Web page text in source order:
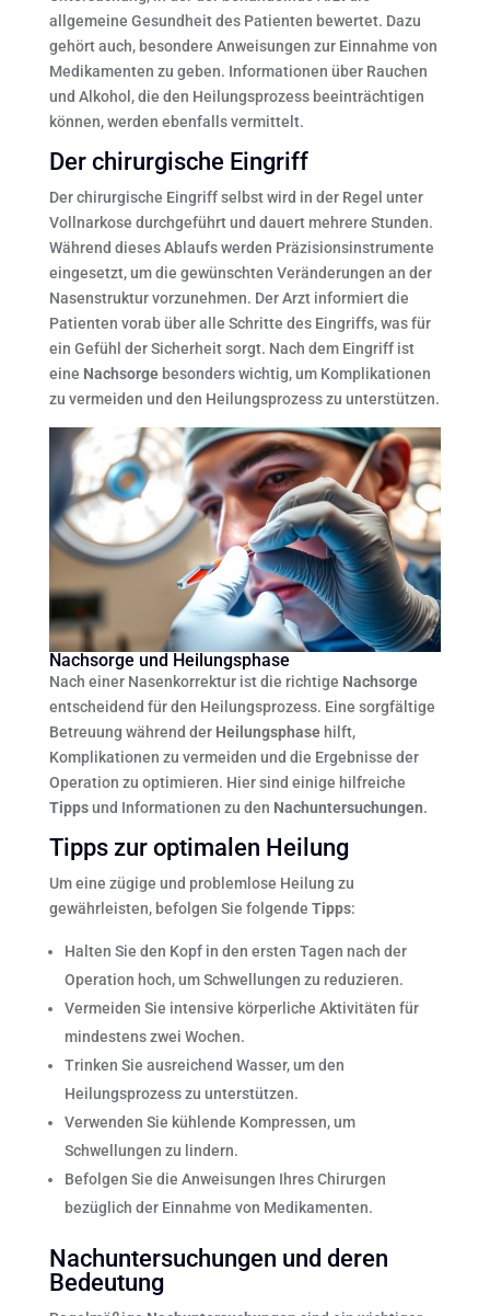
allgemeine Gesundheit des Patienten bewertet. Dazu
gehört auch, besondere Anweisungen zur Einnahme von
Medikamenten zu geben. Informationen über Rauchen
und Alkohol, die den Heilungsprozess beeinträchtigen
können, werden ebenfalls vermittelt.
Der chirurgische Eingriff
Der chirurgische Eingriff selbst wird in der Regel unter
Vollnarkose durchgeführt und dauert mehrere Stunden.
Während dieses Ablaufs werden Präzisionsinstrumente
eingesetzt, um die gewünschten Veränderungen an der
Nasenstruktur vorzunehmen. Der Arzt informiert die
Patienten vorab über alle Schritte des Eingriffs, was für
ein Gefühl der Sicherheit sorgt. Nach dem Eingriff ist
eine Nachsorgebesonders wichtig, um Komplikationen
zu vermeiden und den Heilungsprozess zu unterstützen.
Nachsorge und Heilungsphase
Nach einer Nasenkorrektur ist die richtige Nachsorge
entscheidend für den Heilungsprozess. Eine sorgfältige
Betreuung während der Heilungsphasehilft,
Komplikationen zu vermeiden und die Ergebnisse der
Operation zu optimieren. Hier sind einige hilfreiche
Tippsund Informationen zu den Nachuntersuchungen.
Tipps zur optimalen Heilung
Um eine zügige und problemlose Heilung zu
gewährleisten, befolgen Sie folgende Tipps:
Halten Sie den Kopf in den ersten Tagen nach der
Operation hoch, um Schwellungen zu reduzieren.
Vermeiden Sie intensive körperliche Aktivitäten für
mindestens zwei Wochen.
Trinken Sie ausreichend Wasser, um den
Heilungsprozess zu unterstützen.
Verwenden Sie kühlende Kompressen, um
Schwellungen zu lindern.
Befolgen Sie die Anweisungen Ihres Chirurgen
bezüglich der Einnahme von Medikamenten.
Nachuntersuchungen und deren
Bedeutung